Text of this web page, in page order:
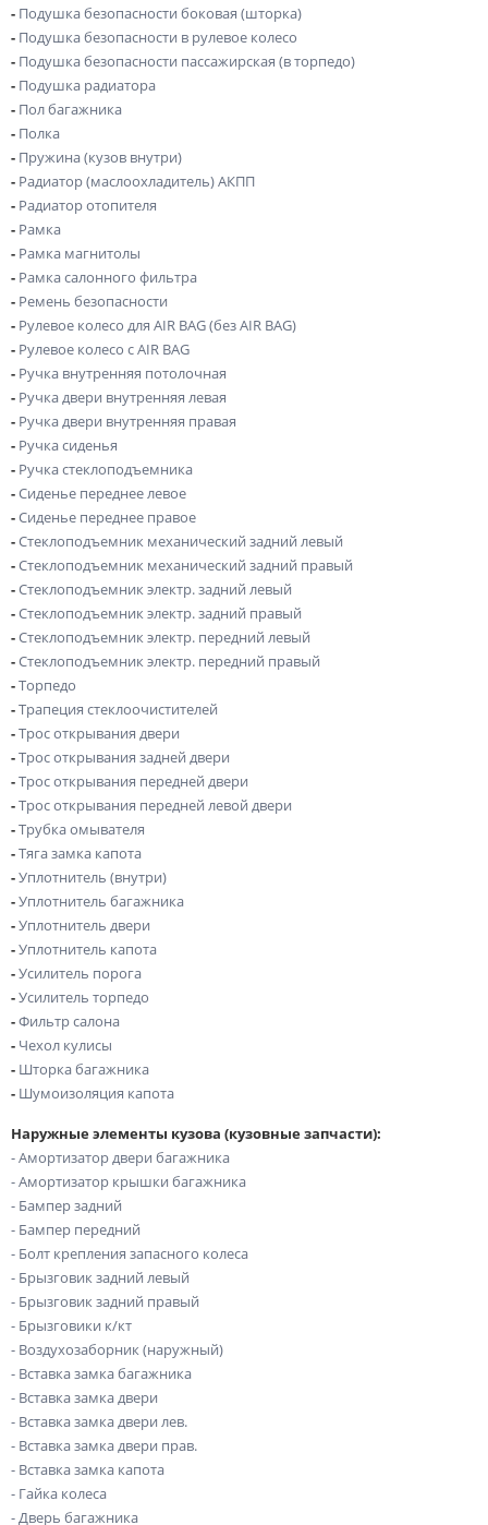
- Подушка безопасности боковая (шторка)
- Подушка безопасности в рулевое колесо
- Подушка безопасности пассажирская (в торпедо)
- Подушка радиатора
- Пол багажника
- Полка
- Пружина (кузов внутри)
- Радиатор (маслоохладитель) АКПП
- Радиатор отопителя
- Рамка
- Рамка магнитолы
- Рамка салонного фильтра
- Ремень безопасности
- Рулевое колесо для AIR BAG (без AIR BAG)
- Рулевое колесо с AIR BAG
- Ручка внутренняя потолочная
- Ручка двери внутренняя левая
- Ручка двери внутренняя правая
- Ручка сиденья
- Ручка стеклоподъемника
-Сиденье переднее левое
-Сиденье переднее правое
-Стеклоподъемник механический задний левый
-Стеклоподъемник механический задний правый
-Стеклоподъемник электр. задний левый
-Стеклоподъемник электр. задний правый
-Стеклоподъемник электр. передний левый
-Стеклоподъемник электр. передний правый
-Торпедо
-Трапеция стеклоочистителей
-Трос открывания двери
-Трос открывания задней двери
-Трос открывания передней двери
-Трос открывания передней левой двери
-Трубка омывателя
-Тяга замка капота
-Уплотнитель (внутри)
-Уплотнитель багажника
-Уплотнитель двери
-Уплотнитель капота
-Усилитель порога
-Усилитель торпедо
-Фильтр салона
- Чехол кулисы
- Шторка багажника
- Шумоизоляция капота
Наружные элементы кузова (кузовные запчасти):
- Амортизатор двери багажника
- Амортизатор крышки багажника
- Бампер задний
- Бампер передний
- Болт крепления запасного колеса
- Брызговик задний левый
- Брызговик задний правый
- Брызговики к/кт
- Воздухозаборник (наружный)
- Вставка замка багажника
- Вставка замка двери
- Вставка замка двери лев.
- Вставка замка двери прав.
- Вставка замка капота
- Гайка колеса
- Дверь багажника